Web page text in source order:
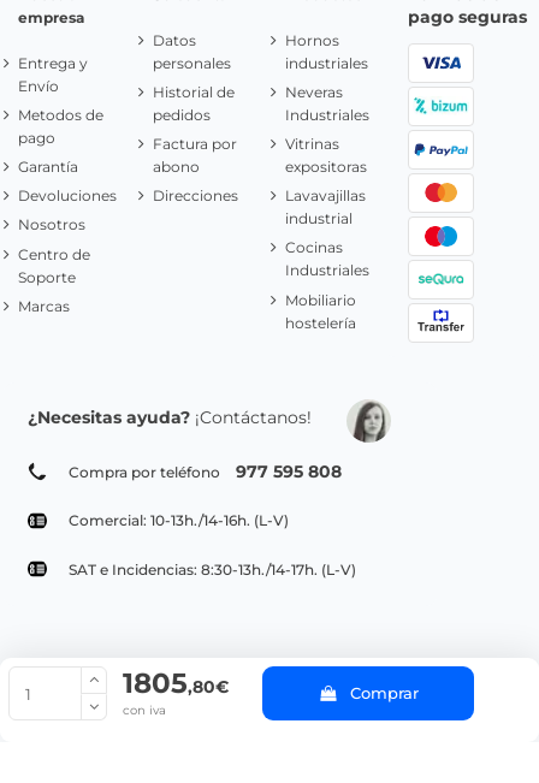
1805,80€
con iva
Comprar
empresa
Entrega y
Envío
Metodos de
pago
Garantía
Devoluciones
Nosotros
Centro de
Soporte
Marcas
Datos
personales
Historial de
pedidos
Factura por
abono
Direcciones
Hornos
industriales
Neveras
Industriales
Vitrinas
expositoras
Lavavajillas
industrial
Cocinas
Industriales
Mobiliario
hostelería
pago seguras
¿Necesitas ayuda? ¡Contáctanos!
Compra por teléfono 977 595 808
Comercial: 10-13h./14-16h. (L-V)
SAT e Incidencias: 8:30-13h./14-17h. (L-V)
© Copyright 2022 PepeBar.com | Política de cookies |
Aviso legal y
Condiciones generales de compra |